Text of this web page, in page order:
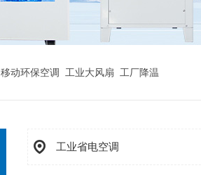
移动环保空调 工业大风扇 工厂降温
工业省电空调